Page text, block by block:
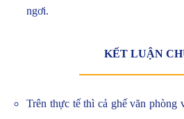
ngơi.
KẾT LUẬN
Trên thực tế thì cả ghế văn phòng